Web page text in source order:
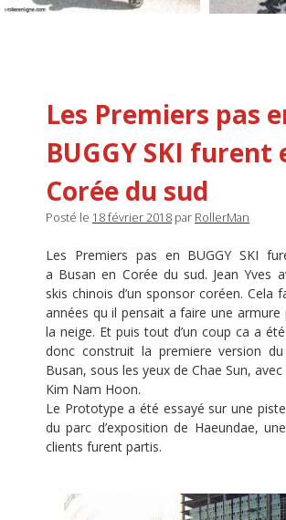
Les Premiers pas
BUGGY SKI furent
Corée du sud
Posté le 18 février 2018 par RollerMan
Les Premiers pas en BUGGY SKI
a Busan en Corée du sud. Jean Yves
skis chinois d’un sponsor coréen. Cela
années qu il pensait a faire une armure
la neige. Et puis tout d’un coup ca a
donc construit la premiere version
Busan, sous les yeux de Chae Sun,
Kim Nam Hoon.
Le Prototype a été essayé sur une
du parc d’exposition de Haeundae,
clients furent partis.